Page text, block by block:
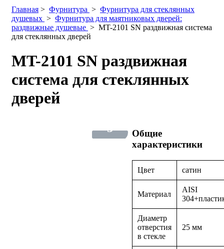
Главная > Фурнитура > Фурнитура для стеклянных
душевых > Фурнитура для маятниковых дверей:
раздвижные душевые > MT-2101 SN раздвижная система
для стеклянных дверей
MT-2101 SN раздвижная
система для стеклянных
дверей
3
фото
Общие
характеристики
Цвет сатин
Материал
AISI
Диаметр
отверстия
в стекле
25 мм